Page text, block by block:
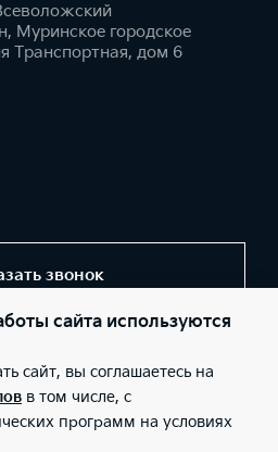
Муринское городское
Транспортная, дом 6
звонок
обл., Всеволожский
городское поселение,
6; Телефон: 8 (812) 603-81-71;
ООО «Киа Россия и
Валовая 26; Телефон: 8 800
сайта используются
сайт, вы соглашаетесь на
в том числе, с
программ на условиях